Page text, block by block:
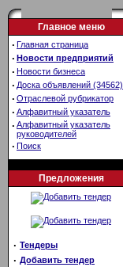
Главное меню
· Главная страница
· Новости предприятий
· Новости бизнеса
· Доска объявлений (34562)
· Отраслевой рубрикатор
· Алфавитный указатель
· Алфавитный указатель
руководителей
· Поиск
Предложения
· Тендеры
· Добавить тендер